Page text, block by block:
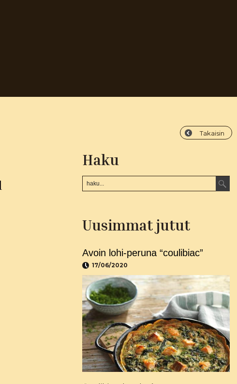
Takaisin
Haku
Uusimmat jutut
Avoin lohi-peruna “coulibiac”
17/06/2020